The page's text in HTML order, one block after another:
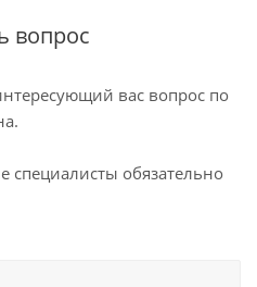
вопрос
вас вопрос по
обязательно